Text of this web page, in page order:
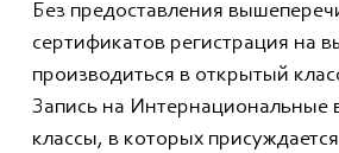
Без предоставления
сертификатов регистрация на
производиться в открытый
Запись на Интернациональные
классы, в которых